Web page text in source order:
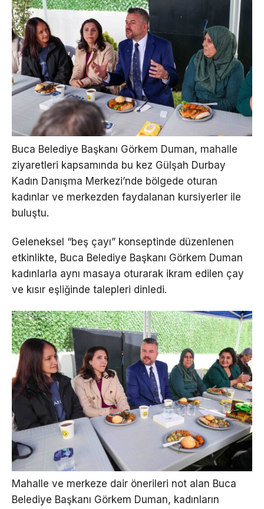
Buca Belediye Başkanı Görkem Duman, mahalle
ziyaretleri kapsamında bu kez Gülşah Durbay
Kadın Danışma Merkezi’nde bölgede oturan
kadınlar ve merkezden faydalanan kursiyerler ile
buluştu.
Geleneksel “beş çayı” konseptinde düzenlenen
etkinlikte, Buca Belediye Başkanı Görkem Duman
kadınlarla aynı masaya oturarak ikram edilen çay
ve kısır eşliğinde talepleri dinledi.
Mahalle ve merkeze dair önerileri not alan Buca
Belediye Başkanı Görkem Duman, kadınların